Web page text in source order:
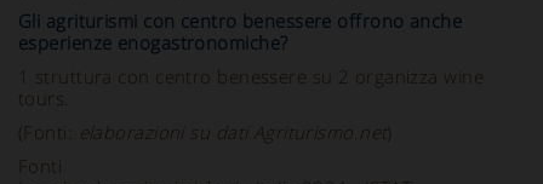
Gli agriturismi con centro benessere offrono anche
esperienze enogastronomiche?
1 struttura con centro benessere su 2 organizza wine
tours.
(Fonti: elaborazioni su dati Agriturismo.net)
Fonti